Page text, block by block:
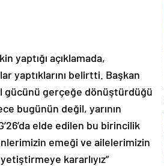
yaptığı açıklamada,
yaptıklarını belirtti. Başkan
gücünü gerçeğe dönüştürdüğü
bugünün değil, yarının
elde edilen bu birincilik
emeği ve ailelerimizin
kararlıyız”